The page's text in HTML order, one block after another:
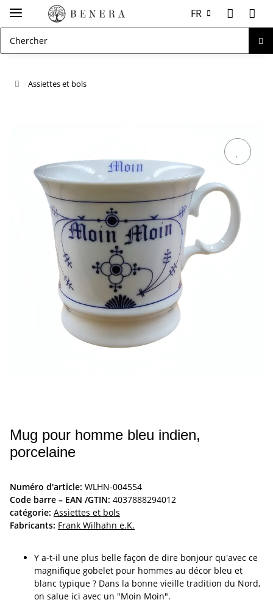
FR
Assiettes et bols
Mug pour homme bleu indien,
porcelaine
Numéro d'article: WLHN-004554
Code barre – EAN /GTIN: 4037888294012
catégorie: Assiettes et bols
Fabricants: Frank Wilhahn e.K.
Y a-t-il une plus belle façon de dire bonjour qu'avec ce
magnifique gobelet pour hommes au décor bleu et
blanc typique ? Dans la bonne vieille tradition du Nord,
on salue ici avec un "Moin Moin".